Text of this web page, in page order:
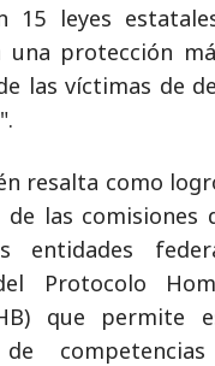
15 leyes
una protección
las víctimas de
resalta como
las comisiones
entidades
Protocolo
que permite
de